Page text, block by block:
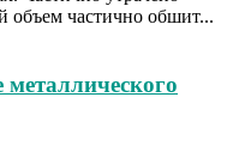
объем частично обшит...